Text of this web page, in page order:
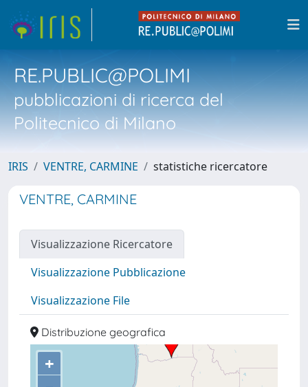
RE.PUBLIC@POLIMI
pubblicazioni di ricerca del
Politecnico di Milano
IRIS VENTRE, CARMINE statistiche ricercatore
VENTRE, CARMINE
Visualizzazione Ricercatore
Visualizzazione Pubblicazione
Visualizzazione File
Distribuzione geografica
+